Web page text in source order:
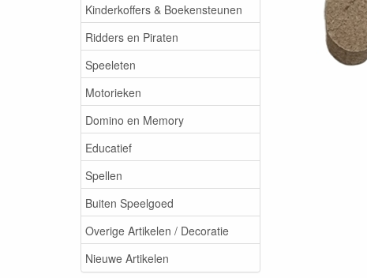
Kinderkoffers & Boekensteunen
Ridders en Piraten
Speeleten
Motorieken
Domino en Memory
Educatief
Spellen
Buiten Speelgoed
Overige Artikelen / Decoratie
Nieuwe Artikelen